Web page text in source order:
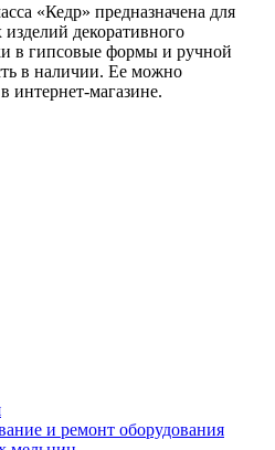
«Кедр» предназначена для
декоративного
в гипсовые формы и ручной
в наличии. Ее можно
интернет-магазине.
и ремонт оборудования